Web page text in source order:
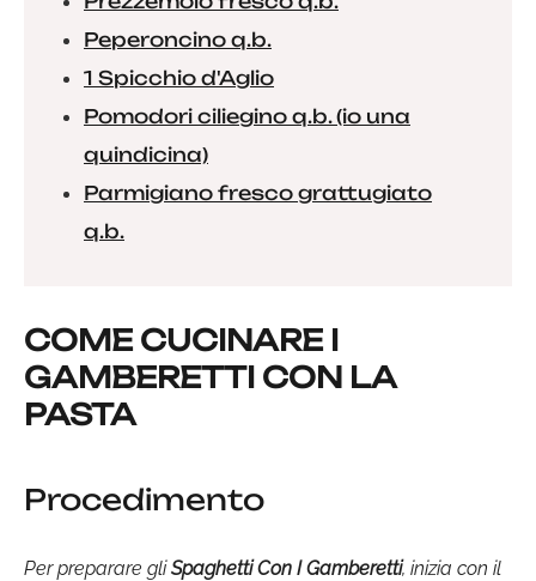
Peperoncino q.b.
1 Spicchio d'Aglio
Pomodori ciliegino q.b. (io una
quindicina)
Parmigiano fresco grattugiato
q.b.
COME CUCINARE I
GAMBERETTI CON LA
PASTA
Procedimento
Per preparare gliSpaghetti Con I Gamberetti, inizia con il